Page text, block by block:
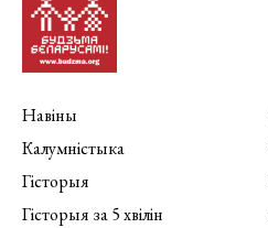
Навіны
Калумністыка
Гісторыя
Гісторыя за 5 хвілін